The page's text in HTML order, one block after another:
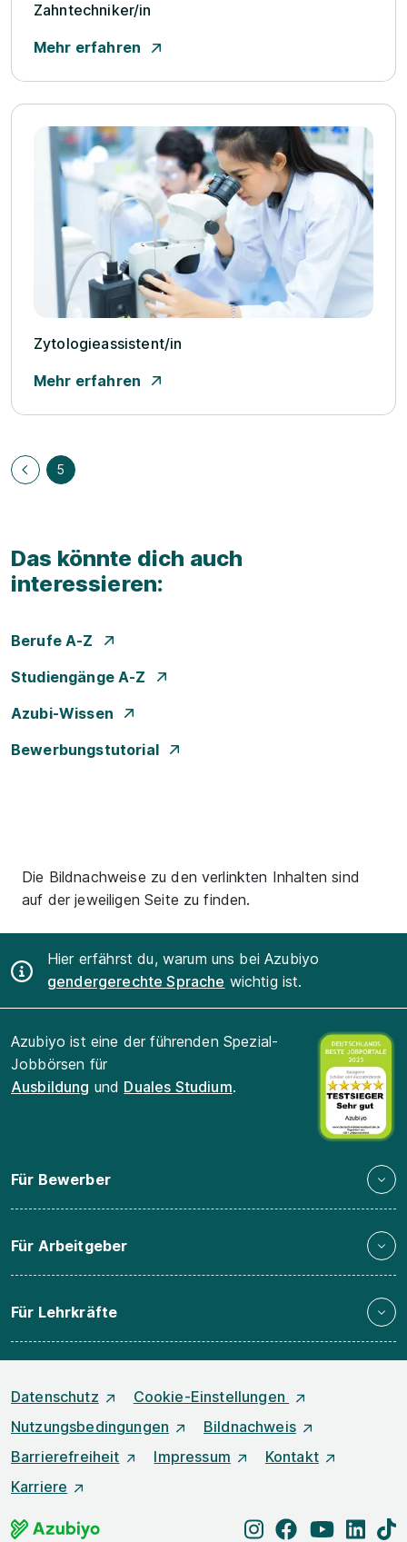
Zahntechniker/­in
Mehr erfahren
Zytologieassistent/­in
Mehr erfahren
5
Das könnte dich auch
interessieren:
Berufe A-Z
Studiengänge A-Z
Azubi-Wissen
Bewerbungstutorial
Die Bildnachweise zu den verlinkten Inhalten sind
auf der jeweiligen Seite zu finden.
Hier erfährst du, warum uns bei Azubiyo
gendergerechte Sprache wichtig ist.
Azubiyo ist eine der führenden Spezial-
Jobbörsen für
Ausbildung und Duales Studium.
Für Bewerber
Für Arbeitgeber
Für Lehrkräfte
Datenschutz
Cookie-Einstellungen
Nutzungsbedingungen
Bildnachweis
Barrierefreiheit
Impressum
Kontakt
Karriere
instagram
facebookyoutube